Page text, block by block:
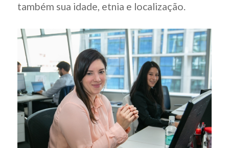
também sua idade, etnia e localização.